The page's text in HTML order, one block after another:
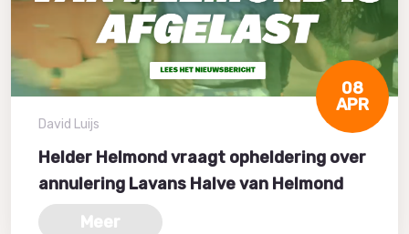
08
APR
David Luijs
Helder Helmond vraagt opheldering over
annulering Lavans Halve van Helmond
Meer